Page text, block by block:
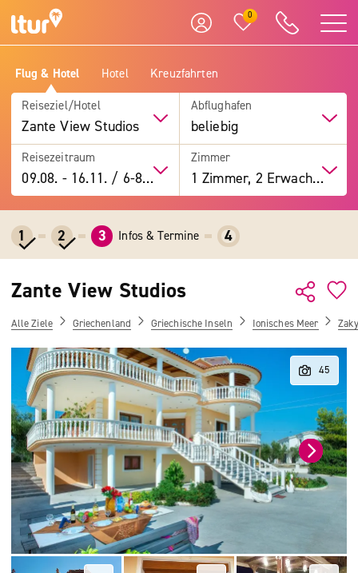
0
Flug & Hotel Hotel Kreuzfahrten
Reiseziel/Hotel
Zante View Studios
Abflughafen
beliebig
Reisezeitraum
09.08. -16.11. / 6-8 Tage
Zimmer
1 Zimmer, 2 Erwachsene
1 2 3 Infos & Termine 4
Zante View Studios
Alle Ziele Griechenland Griechische Inseln Ionisches Meer